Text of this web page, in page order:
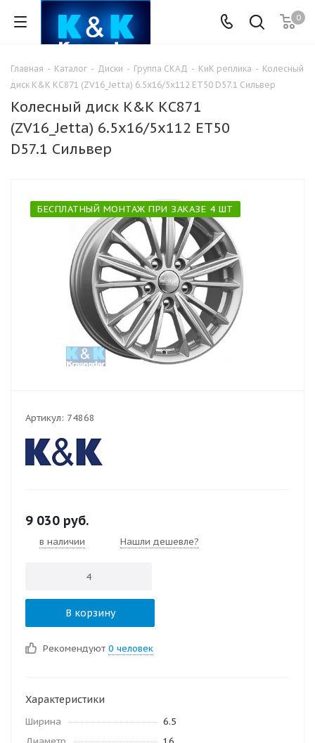
0
Главная - Каталог - Диски - Группа СКАД - КиК реплика - Колесный
диск K&K КС871 (ZV16_Jetta) 6.5x16/5x112 ET50 D57.1 Сильвер
Колесный диск K&K КС871
(ZV16_Jetta) 6.5x16/5x112 ET50
D57.1 Сильвер
БЕСПЛАТНЫЙ МОНТАЖ ПРИ ЗАКАЗЕ 4 ШТ
Артикул: 74868
9 030 руб.
в наличии Нашли дешевле?
В корзину
Рекомендуют 0 человек
Характеристики
Ширина
6.5